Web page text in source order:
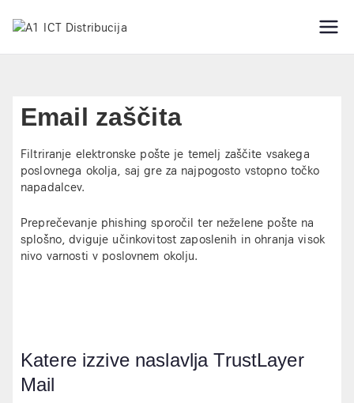
A1 ICT
Email zaščita
Filtriranje elektronske pošte je temelj zaščite vsakega
poslovnega okolja, saj gre za najpogosto vstopno točko
napadalcev.
Preprečevanje phishing sporočil ter neželene pošte na
splošno, dviguje učinkovitost zaposlenih in ohranja visok
nivo varnosti v poslovnem okolju.
Katere izzive naslavlja TrustLayer
Mail